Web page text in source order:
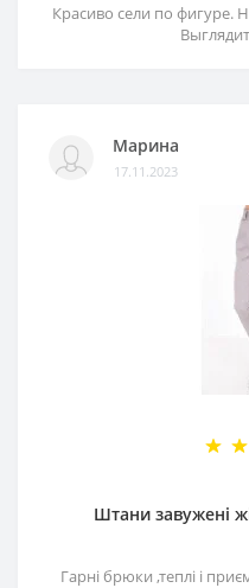
Красиво сели по фигуре.
Марина
17.11.2023
Штани завужені
Гарні брюки ,теплі і